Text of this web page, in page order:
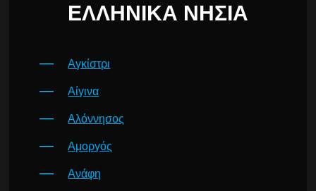
ΕΛΛΗΝΙΚΆ ΝΗΣΙΆ
Αγκίστρι
Αίγινα
Αλόννησος
Αμοργός
Ανάφη